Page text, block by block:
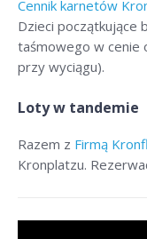
Cennik karnetów
Dzieci początkujące
taśmowego w cenie
przy wyciągu).
Loty w tandemie
Razem z Firmą
Kronplatzu.